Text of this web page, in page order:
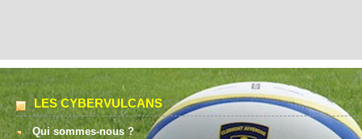
LES CYBERVULCANS
Qui sommes-nous ?